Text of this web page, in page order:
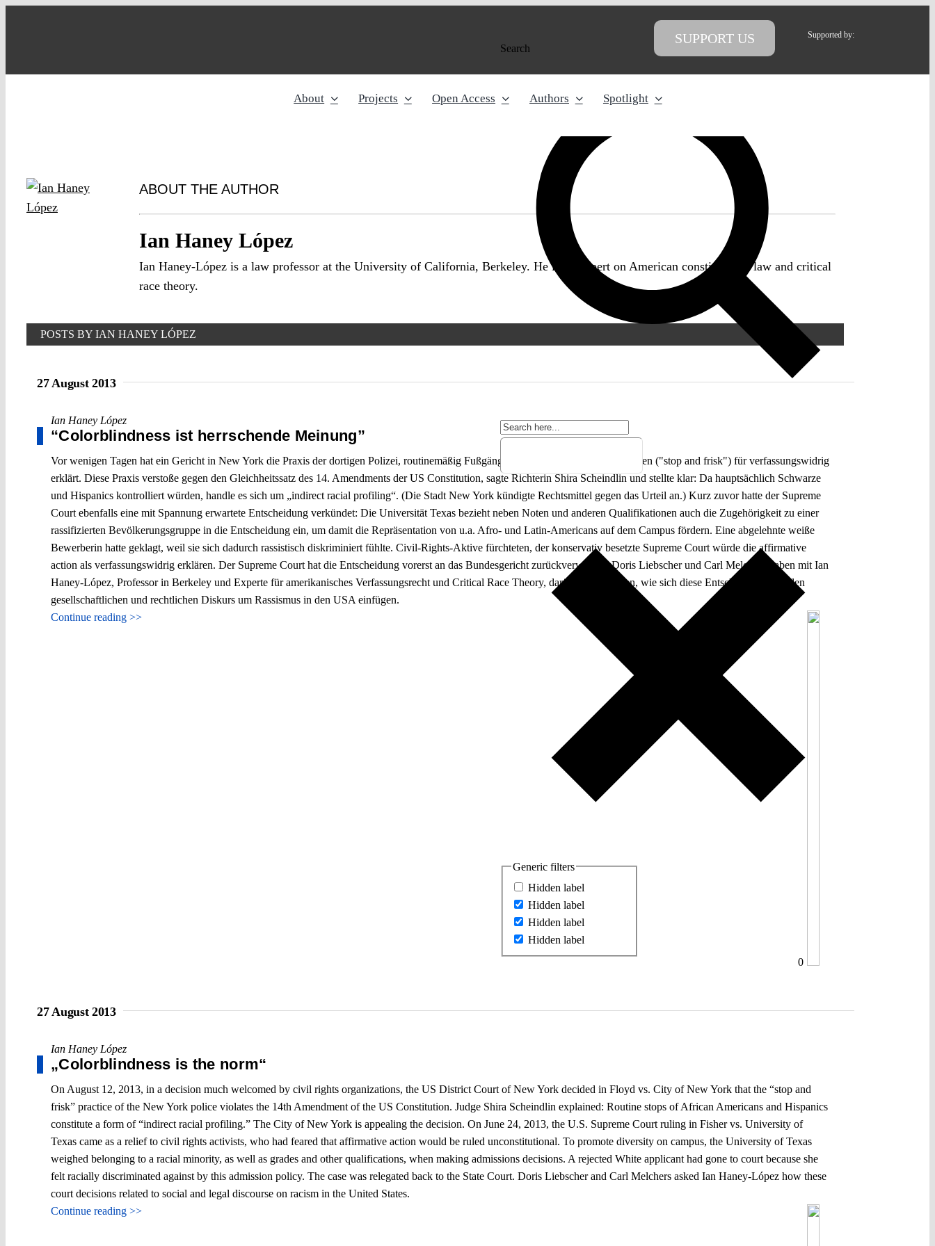
Search
Generic filters
Hidden label
Hidden label
Hidden label
Hidden label
SUPPORT US Supported by:
About Projects Open Access Authors Spotlight
ABOUT THE AUTHOR
Ian Haney López
Ian Haney-López is a law professor at the University of California, Berkeley. He is an expert on American constitutional law and critical
race theory.
POSTS BY IAN HANEY LÓPEZ
27 August 2013
Ian Haney López
“Colorblindness ist herrschende Meinung”
Vor wenigen Tagen hat ein Gericht in New York die Praxis der dortigen Polizei, routinemäßig Fußgänger anzuhalten und zu durchsuchen ("stop and frisk") für verfassungswidrig
erklärt. Diese Praxis verstoße gegen den Gleichheitssatz des 14. Amendments der US Constitution, sagte Richterin Shira Scheindlin und stellte klar: Da hauptsächlich Schwarze
und Hispanics kontrolliert würden, handle es sich um „indirect racial profiling“. (Die Stadt New York kündigte Rechtsmittel gegen das Urteil an.) Kurz zuvor hatte der Supreme
Court ebenfalls eine mit Spannung erwartete Entscheidung verkündet: Die Universität Texas bezieht neben Noten und anderen Qualifikationen auch die Zugehörigkeit zu einer
rassifizierten Bevölkerungsgruppe in die Entscheidung ein, um damit die Repräsentation von u.a. Afro- und Latin-Americans auf dem Campus fördern. Eine abgelehnte weiße
Bewerberin hatte geklagt, weil sie sich dadurch rassistisch diskriminiert fühlte. Civil-Rights-Aktive fürchteten, der konservativ besetzte Supreme Court würde die affirmative
action als verfassungswidrig erklären. Der Supreme Court hat die Entscheidung vorerst an das Bundesgericht zurückverwiesen. Doris Liebscher und Carl Melchers haben mit Ian
Haney-López, Professor in Berkeley und Experte für amerikanisches Verfassungsrecht und Critical Race Theory, darüber gesprochen, wie sich diese Entscheidungen in den
gesellschaftlichen und rechtlichen Diskurs um Rassismus in den USA einfügen.
Continue reading >>
0
27 August 2013
Ian Haney López
„Colorblindness is the norm“
On August 12, 2013, in a decision much welcomed by civil rights organizations, the US District Court of New York decided in Floyd vs. City of New York that the “stop and
frisk” practice of the New York police violates the 14th Amendment of the US Constitution. Judge Shira Scheindlin explained: Routine stops of African Americans and Hispanics
constitute a form of “indirect racial profiling.” The City of New York is appealing the decision. On June 24, 2013, the U.S. Supreme Court ruling in Fisher vs. University of
Texas came as a relief to civil rights activists, who had feared that affirmative action would be ruled unconstitutional. To promote diversity on campus, the University of Texas
weighed belonging to a racial minority, as well as grades and other qualifications, when making admissions decisions. A rejected White applicant had gone to court because she
felt racially discriminated against by this admission policy. The case was relegated back to the State Court. Doris Liebscher and Carl Melchers asked Ian Haney-López how these
court decisions related to social and legal discourse on racism in the United States.
Continue reading >>